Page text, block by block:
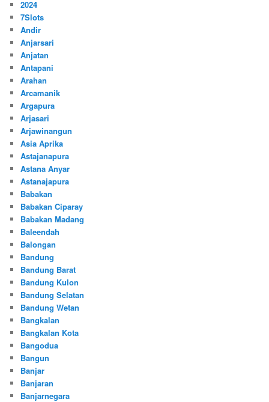
2024
7Slots
Andir
Anjarsari
Anjatan
Antapani
Arahan
Arcamanik
Argapura
Arjasari
Arjawinangun
Asia Aprika
Astajanapura
Astana Anyar
Astanajapura
Babakan
Babakan Ciparay
Babakan Madang
Baleendah
Balongan
Bandung
Bandung Barat
Bandung Kulon
Bandung Selatan
Bandung Wetan
Bangkalan
Bangkalan Kota
Bangodua
Bangun
Banjar
Banjaran
Banjarnegara